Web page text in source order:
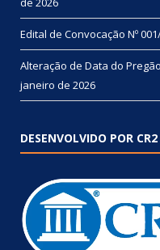
Edital de Convocação Nº
Alteração de Data do
janeiro de 2026
DESENVOLVIDO POR CR2